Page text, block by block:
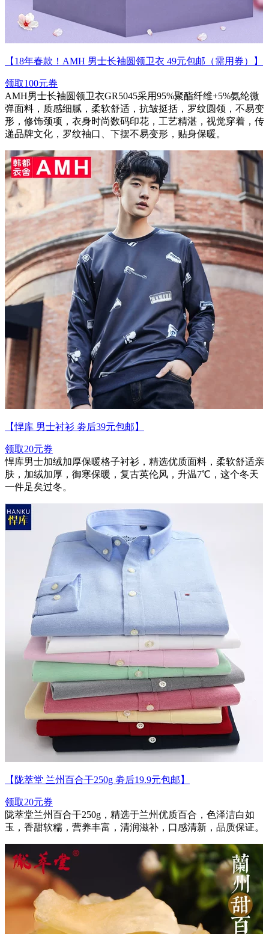
【18年春款！AMH 男士长袖圆领卫衣 49元包邮（需用券）】
领取100元券
AMH男士长袖圆领卫衣GR5045采用95%聚酯纤维+5%氨纶微
弹面料，质感细腻，柔软舒适，抗皱挺括，罗纹圆领，不易变
形，修饰颈项，衣身时尚数码印花，工艺精湛，视觉穿着，传
递品牌文化，罗纹袖口、下摆不易变形，贴身保暖。
【悍库 男士衬衫 劵后39元包邮】
领取20元券
悍库男士加绒加厚保暖格子衬衫，精选优质面料，柔软舒适亲
肤，加绒加厚，御寒保暖，复古英伦风，升温7℃，这个冬天
一件足矣过冬。
【陇萃堂 兰州百合干250g 劵后19.9元包邮】
领取20元券
陇萃堂兰州百合干250g，精选于兰州优质百合，色泽洁白如
玉，香甜软糯，营养丰富，清润滋补，口感清新，品质保证。